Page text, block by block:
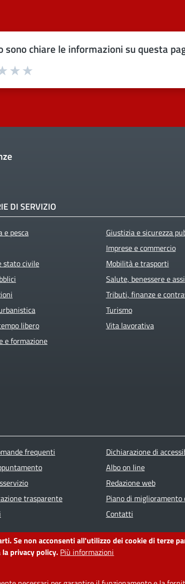
Se non acconsenti all'utilizzo dei cookie di terze
privacy policy. Più informazioni
sono chiare le informazioni su questa
Valuta 4 stelle su 5
Valuta 3 stelle su 5
2 stelle su 5
1 stelle su 5
DI SERVIZIO
e pesca
stato civile
libero
e formazione
Giustizia e sicurezza
Imprese e commercio
Mobilità e trasporti
Salute, benessere e
Tributi, finanze e
Turismo
Vita lavorativa
menu
frequenti
trasparente
Dichiarazione di
Albo on line
Redazione web
Piano di miglioramento
Contatti